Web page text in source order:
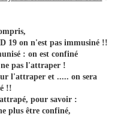
19 on n'est pas immusiné !!
: on est confiné
pas l'attraper !
l'attraper et ..... on sera
!!
pour savoir :
plus être confiné,